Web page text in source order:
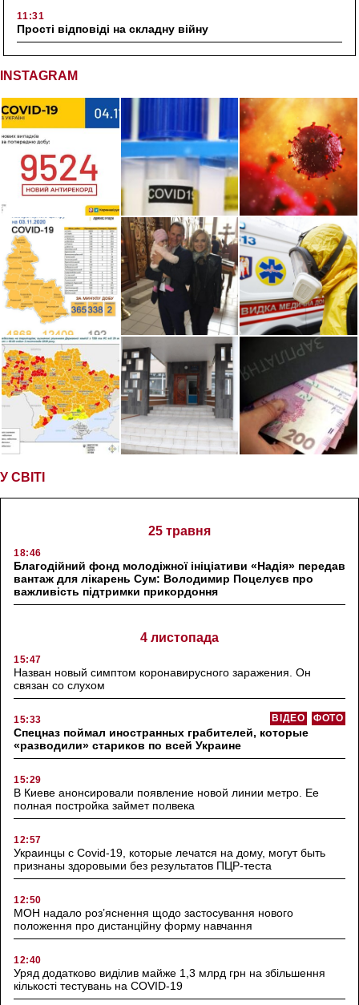
11:31
Прості відповіді на складну війну
INSTAGRAM
У СВІТІ
25 травня
18:46
Благодійний фонд молодіжної ініціативи «Надія» передав
вантаж для лікарень Сум: Володимир Поцелуєв про
важливість підтримки прикордоння
4 листопада
15:47
Назван новый симптом коронавирусного заражения. Он
связан со слухом
15:33 ФОТО
ВІДЕО
Спецназ поймал иностранных грабителей, которые
«разводили» стариков по всей Украине
15:29
В Киеве анонсировали появление новой линии метро. Ее
полная постройка займет полвека
12:57
Украинцы с Covid-19, которые лечатся на дому, могут быть
признаны здоровыми без результатов ПЦР-теста
12:50
МОН надало роз’яснення щодо застосування нового
положення про дистанційну форму навчання
12:40
Уряд додатково виділив майже 1,3 млрд грн на збільшення
кількості тестувань на COVID-19